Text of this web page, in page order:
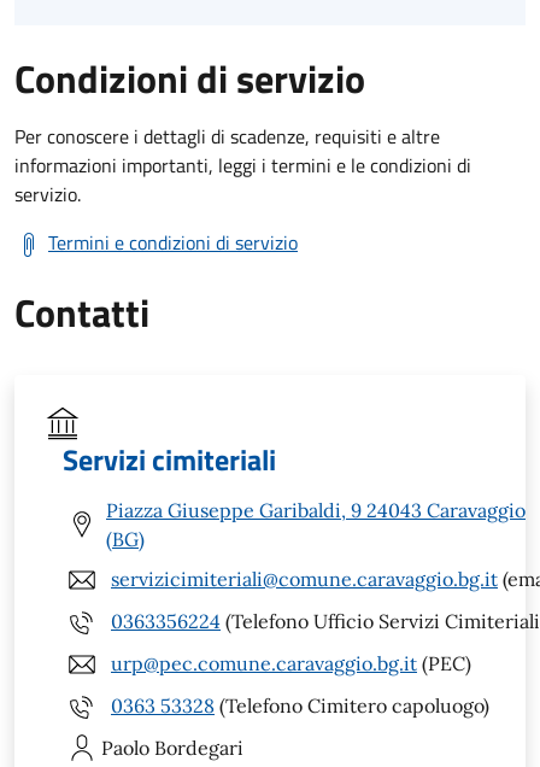
Condizioni di servizio
Per conoscere i dettagli di scadenze, requisiti e altre
informazioni importanti, leggi i termini e le condizioni di
servizio.
Termini e condizioni di servizio
Contatti
Servizi cimiteriali
Piazza Giuseppe Garibaldi, 9 24043 Caravaggio
(BG)
servizicimiteriali@comune.caravaggio.bg.it
0363356224 (Telefono Ufficio Servizi
urp@pec.comune.caravaggio.bg.it (PEC)
0363 53328 (Telefono Cimitero capoluogo)
Paolo Bordegari